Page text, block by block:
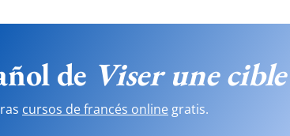
de Viser une cible
cursos de francés online gratis.